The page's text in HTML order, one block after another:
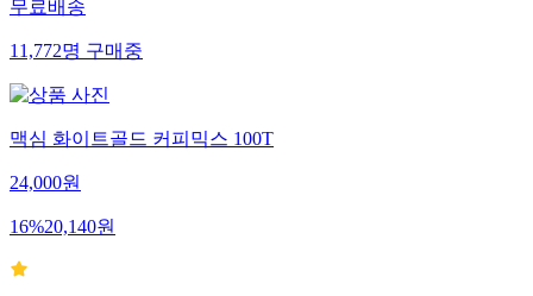
무료배송
11,772명구매중
맥심 화이트골드 커피믹스 100T
24,000원
16%20,140원